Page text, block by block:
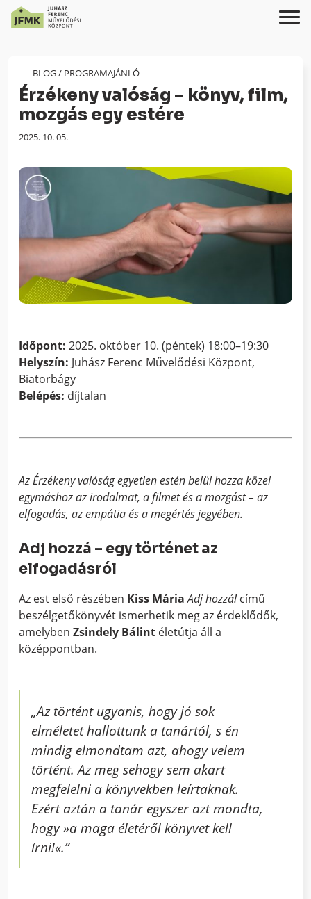
Content
navigációhoz
BLOG/ PROGRAMAJÁNLÓ
Érzékeny valóság – könyv, film,
mozgás egy estére
Megjelenés
2025. 10. 05.
Időpont: 2025. október 10. (péntek) 18:00–19:30
Helyszín: Juhász Ferenc Művelődési Központ,
Biatorbágy
Belépés: díjtalan
Az Érzékeny valóság egyetlen estén belül hozza közel
egymáshoz az irodalmat, a filmet és a mozgást – az
elfogadás, az empátia és a megértés jegyében.
Adj hozzá – egy történet az
elfogadásról
Az est első részében Kiss Mária Adj hozzá!című
beszélgetőkönyvét ismerhetik meg az érdeklődők,
amelybenZsindely Bálint életútja áll a
középpontban.
„Az történt ugyanis, hogy jó sok
elméletet hallottunk a tanártól, s én
mindig elmondtam azt, ahogy velem
történt. Az meg sehogy sem akart
megfelelni a könyvekben leírtaknak.
Ezért aztán a tanár egyszer azt mondta,
hogy »a maga életéről könyvet kell
írni!«.”